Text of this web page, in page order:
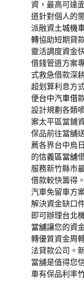
資，最高可達
道針對個人的
派融資土城機
轉協助短期貸
靈活調度資金
借錢管道方案
式救急借款深
超划算利息方
便台中汽車借
設計規劃各類
案太平區當鋪
保品前往當舖
薦各界台中烏
的信義區當舖
服務新竹縣市
借款較快籌得
汽車免留車方
解決資金缺口
即可辦理台北
當舖讓您的資
轉優質資金周
法貸款公司。
當舖是值得您
車有保品利率